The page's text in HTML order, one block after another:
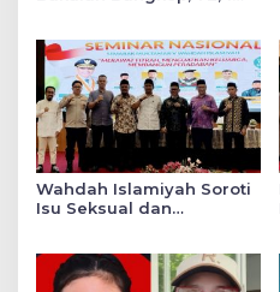
Wahdah Islamiyah Soroti
Isu Seksual dan
V di Palu